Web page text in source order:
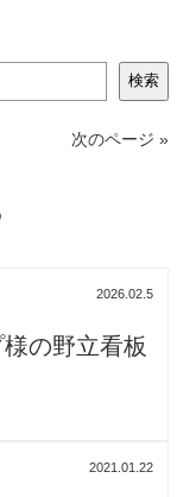
検索
次のページ »
2026.02.5
の野立看板
2021.01.22